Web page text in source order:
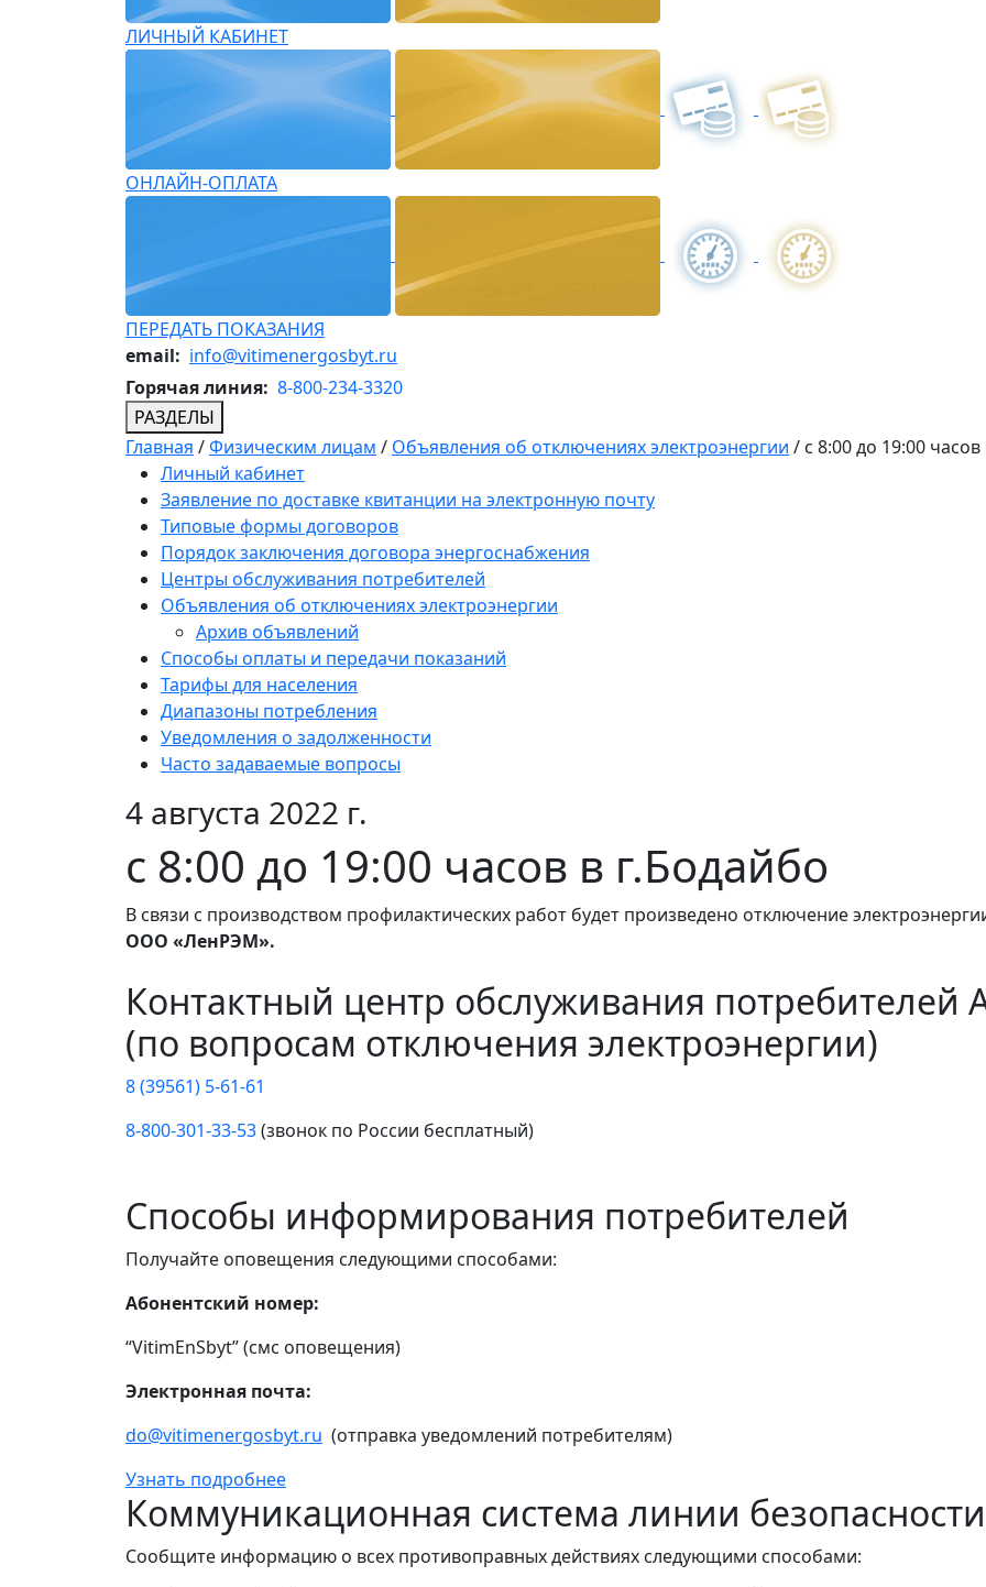
ЛИЧНЫЙ КАБИНЕТ
ОНЛАЙН-ОПЛАТА
ПЕРЕДАТЬ ПОКАЗАНИЯ
email: info@vitimenergosbyt.ru
Горячая линия: 8-800-234-3320
РАЗДЕЛЫ
Главная /Физическим лицам / Объявления об отключениях электроэнергии / с 8:00 до 19:00
Личный кабинет
Заявление по доставке квитанции на электронную почту
Типовые формы договоров
Порядок заключения договора энергоснабжения
Центры обслуживания потребителей
Объявления об отключениях электроэнергии
Архив объявлений
Способы оплаты и передачи показаний
Тарифы для населения
Диапазоны потребления
Уведомления о задолженности
Часто задаваемые вопросы
4 августа 2022 г.
с 8:00 до 19:00 часов в г.Бодайбо
В связи с производством профилактических работ будет произведено отключение
ООО «ЛенРЭМ».
Контактный центр обслуживания потребителей
(по вопросам отключения электроэнергии)
8 (39561) 5-61-61
8-800-301-33-53(звонок по России бесплатный)
Способы информирования потребителей
Получайте оповещения следующими способами:
Абонентский номер:
“VitimEnSbyt” (смс оповещения)
Электронная почта:
do@vitimenergosbyt.ru (отправка уведомлений потребителям)
Узнать подробнее
Коммуникационная система линии безопасности
Сообщите информацию о всех противоправных действиях следующими способами: